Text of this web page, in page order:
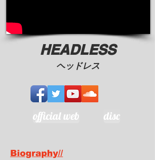
HEADLESS
ヘッドレス
official web disc
Biography//